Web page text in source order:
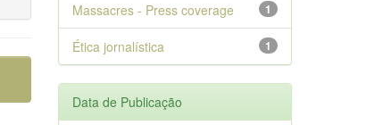
1
Massacres - Press coverage
1
Ética jornalística
Data de Publicação